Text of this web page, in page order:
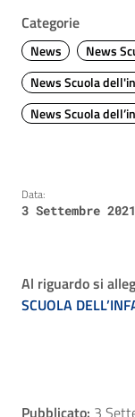
Categorie
News
News
News Scuola
News Scuola
Data:
3 Settembre 2021
Al riguardo si
SCUOLA